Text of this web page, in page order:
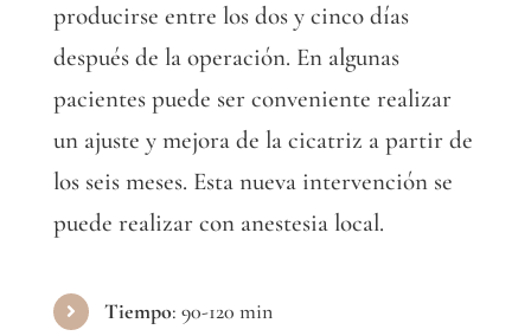
producirse entre los dos y cinco días
después de la operación. En algunas
pacientes puede ser conveniente realizar
un ajuste y mejora de la cicatriz a partir de
los seis meses. Esta nueva intervención se
puede realizar con anestesia local.
Tiempo: 90-120 min